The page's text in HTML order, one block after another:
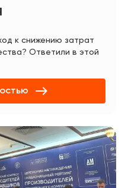
к снижению затрат
Ответили в этой